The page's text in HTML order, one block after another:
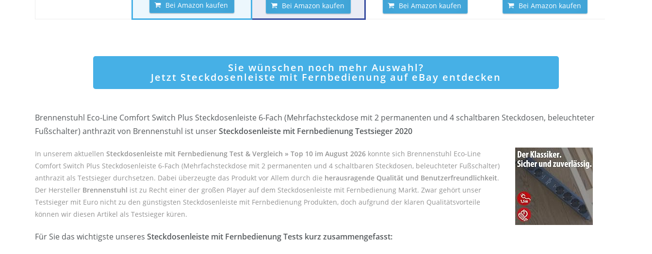
Bei Amazon kaufen Bei Amazon kaufen Bei Amazon kaufen Bei Amazon kaufen
Sie wünschen noch mehr Auswahl?
Jetzt Steckdosenleiste mit Fernbedienung auf eBay entdecken
Brennenstuhl Eco-Line Comfort Switch Plus Steckdosenleiste 6-Fach (Mehrfachsteckdose mit 2 permanenten und 4 schaltbaren Steckdosen, beleuchteter
Fußschalter) anthrazit von Brennenstuhl ist unserSteckdosenleiste mit Fernbedienung Testsieger 2020
In unserem aktuellen Steckdosenleiste mit Fernbedienung Test & Vergleich » Top 10 im August 2026 konnte sich Brennenstuhl Eco-Line
Comfort Switch Plus Steckdosenleiste 6-Fach (Mehrfachsteckdose mit 2 permanenten und 4 schaltbaren Steckdosen, beleuchteter Fußschalter)
anthrazit als Testsieger durchsetzen. Dabei überzeugte das Produkt vor Allem durch die herausragende Qualität und Benutzerfreundlichkeit.
Der Hersteller Brennenstuhl ist zu Recht einer der großen Player auf dem Steckdosenleiste mit Fernbedienung Markt. Zwar gehört unser
Testsieger mit Euro nicht zu den günstigsten Steckdosenleiste mit Fernbedienung Produkten, doch aufgrund der klaren Qualitätsvorteile
können wir diesen Artikel als Testsieger küren.
Für Sie das wichtigste unseres Steckdosenleiste mit Fernbedienung Tests kurz zusammengefasst: